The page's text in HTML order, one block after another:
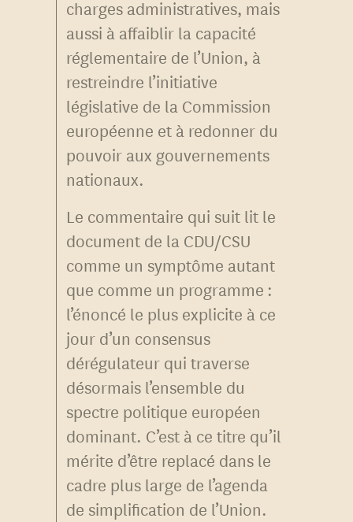
charges administratives, mais
aussi à affaiblir la capacité
réglementaire de l’Union, à
restreindre l’initiative
législative de la Commission
européenne et à redonner du
pouvoir aux gouvernements
nationaux.
Le commentaire qui suit lit le
document de la CDU/CSU
comme un symptôme autant
que comme un programme :
l’énoncé le plus explicite à ce
jour d’un consensus
dérégulateur qui traverse
désormais l’ensemble du
spectre politique européen
dominant. C’est à ce titre qu’il
mérite d’être replacé dans le
cadre plus large de l’agenda
de simplification de l’Union.